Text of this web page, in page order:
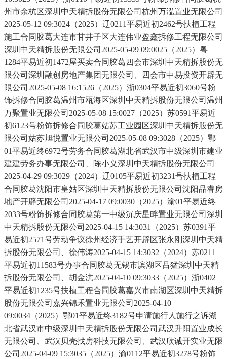
州市余杭区深圳中天精拆股份无限公司杭州万泓置业无限公司
2025-05-12 09:3024（2025）辽0211平易近初2462号扶植工程
施工合同胶葛大连市甘井子区大连伟业盈鑫拆修工程无限公司
深圳中天精拆股份无限公司2025-05-09 09:0025（2025）粤
1284平易近初1472屋买卖合同胶葛四会市深圳中天精拆股份无
限公司深圳融创房地产集团无限公司、四会市中易投资开辟无
限公司2025-05-08 16:1526（2025）浙0304平易近初3060号粉
饰拆修合同胶葛温州市瓯海区深圳中天精拆股份无限公司温州
万聚置业无限公司2025-05-08 15:0027（2025）苏0591平易近
初6123号粉饰拆修合同胶葛姑苏工业园区深圳中天精拆股份无
限公司姑苏旭悦置业无限公司2025-05-08 09:3028（2025）鄂
01平易近终6972号劳务合同胶葛湖北省武汉市中级深圳市建业
建建劳务办事无限公司、陈小义深圳中天精拆股份无限公司
2025-04-29 09:3029（2024）辽0105平易近初3231号扶植工程
合同胶葛沈阳市皇姑区深圳中天精拆股份无限公司沈阳品睿房
地产开辟无限公司2025-04-17 09:0030（2025）渝01平易近终
2033号粉饰拆修合同胶葛第一中级沉庆星畔置业无限公司深圳
中天精拆股份无限公司2025-04-15 14:3031（2025）苏0391平
易近初2571号劳动争议徐州经济手艺开辟区张永刚深圳中天精
拆股份无限公司、徐伟涛2025-04-15 14:3032（2024）苏0211
平易近初11583号办事合同胶葛无锡市滨湖区吕猛深圳中天精
拆股份无限公司、胡金沆2025-04-10 09:3033（2025）浙0402
平易近初1235号扶植工程合同胶葛嘉兴市南湖区深圳中天精拆
股份无限公司嘉兴锦禾置业无限公司2025-04-10
09:0034（2025）鄂01平易近终3182号申请施行人施行之诉湖
北省武汉市中级深圳中天精拆股份无限公司武汉升阳置业成长
无限公司、武汉贝壳找房科技无限公司、武汉欣诚开实业无限
公司2025-04-09 15:3035（2025）渝0112平易近初3278号粉饰